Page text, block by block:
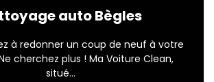
auto Bègles
à redonner un coup de neuf à votre
cherchez plus ! Ma Voiture Clean,
situé...